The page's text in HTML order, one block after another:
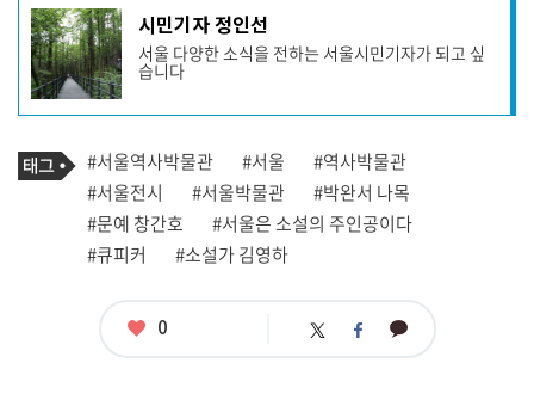
기
사
작
성
자
프
필
시민기자 정인선
서울 다양한 소식을 전하는 서울시민기자가 되고 싶
습니다
기
사
관
련
태
그
태
그
#서울역사박물관 #서울
#역사박물관
#서울전시
#서울박물관
#박완서 나목
#문예 창간호
#서울은 소설의 주인공이다
#큐피커
#소설가 김영하
좋
0 트 페 카